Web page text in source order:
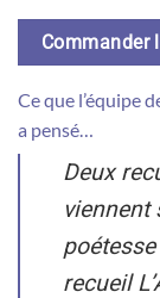
Commander
Ce que l’équipe
a pensé…
Deux
viennent
recueil